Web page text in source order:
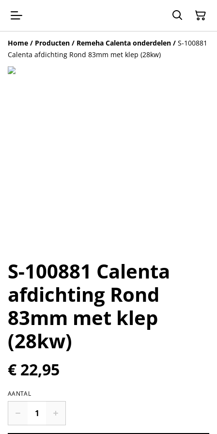
Home / Producten / Remeha Calenta onderdelen / S-100881
Calenta afdichting Rond 83mm met klep (28kw)
S-100881 Calenta
afdichting Rond
83mm met klep
(28kw)
€ 22,95
AANTAL